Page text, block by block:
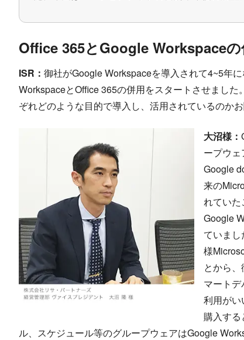
Office 365とGoogle Workspace
ISR： 御社がGoogle Workspaceを導入されて4~5年
WorkspaceとOffice 365の併用をスタートさせまし
ぞれどのような目的で導入し、活用されているのかお
大沼様：
ープウ
Google
来の
れていた
Google
ていま
様
とから
マート
利用がい
購入す
ル、スケジュール等のグループウェアはGoogle